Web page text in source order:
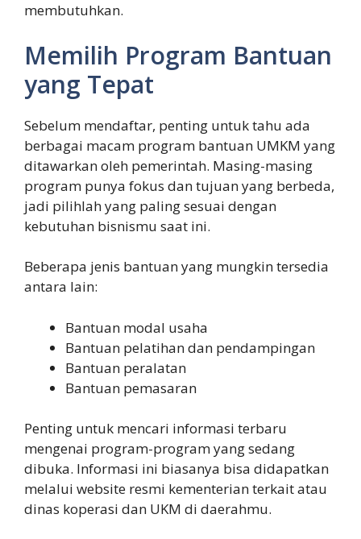
membutuhkan.
Memilih Program Bantuan
yang Tepat
Sebelum mendaftar, penting untuk tahu ada
berbagai macam program bantuan UMKM yang
ditawarkan oleh pemerintah. Masing-masing
program punya fokus dan tujuan yang berbeda,
jadi pilihlah yang paling sesuai dengan
kebutuhan bisnismu saat ini.
Beberapa jenis bantuan yang mungkin tersedia
antara lain:
Bantuan modal usaha
Bantuan pelatihan dan pendampingan
Bantuan peralatan
Bantuan pemasaran
Penting untuk mencari informasi terbaru
mengenai program-program yang sedang
dibuka. Informasi ini biasanya bisa didapatkan
melalui website resmi kementerian terkait atau
dinas koperasi dan UKM di daerahmu.